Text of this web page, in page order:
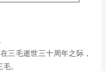
三毛逝世三十周年之际，
。